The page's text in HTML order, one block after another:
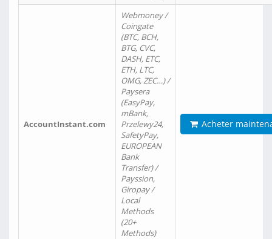
AccountInstant.com
Webmoney /
Coingate
(BTC, BCH,
BTG, CVC,
DASH, ETC,
ETH, LTC,
OMG, ZEC…) /
Paysera
(EasyPay,
mBank,
Przelewy24,
SafetyPay,
EUROPEAN
Bank
Transfer) /
Payssion,
Giropay /
Local
Methods
(20+
Methods)
Acheter